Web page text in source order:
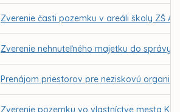
Zverenie časti pozemku v areáli školy ZŠ
Zverenie nehnuteľného majetku do správy
Prenájom priestorov pre neziskovú